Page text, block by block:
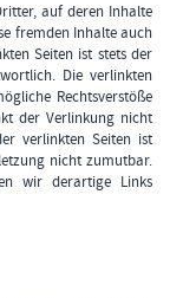
auf deren Inhalte
fremden Inhalte auch
Seiten ist stets der
Die verlinkten
Rechtsverstöße
der Verlinkung nicht
verlinkten Seiten ist
nicht zumutbar.
wir derartige Links